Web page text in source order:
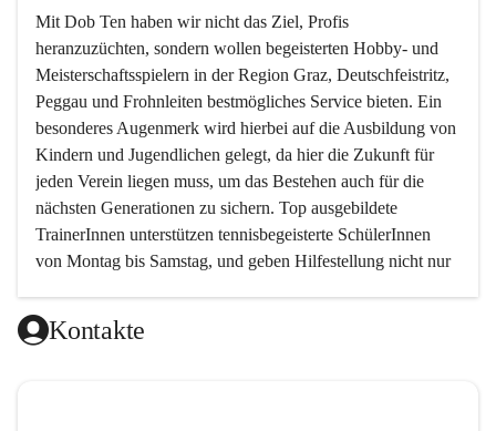
Mit Dob Ten haben wir nicht das Ziel, Profis
heranzuzüchten, sondern wollen begeisterten Hobby- und
Meisterschaftsspielern in der Region Graz, Deutschfeistritz,
Peggau und Frohnleiten bestmögliches Service bieten. Ein
besonderes Augenmerk wird hierbei auf die Ausbildung von
Kindern und Jugendlichen gelegt, da hier die Zukunft für
jeden Verein liegen muss, um das Bestehen auch für die
nächsten Generationen zu sichern. Top ausgebildete
TrainerInnen unterstützen tennisbegeisterte SchülerInnen
von Montag bis Samstag, und geben Hilfestellung nicht nur
Da das taktische Element im Tennis von sehr vielen
Kontakte